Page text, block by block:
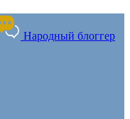
Народный блоггер